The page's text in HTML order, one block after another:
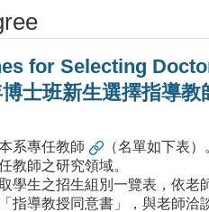
for Selecting
士班新生選擇指導
系專任教師
（名單如下表）
教師之研究領域。
學生之招生組別一覽表，依老
指導教授同意書」，與老師洽